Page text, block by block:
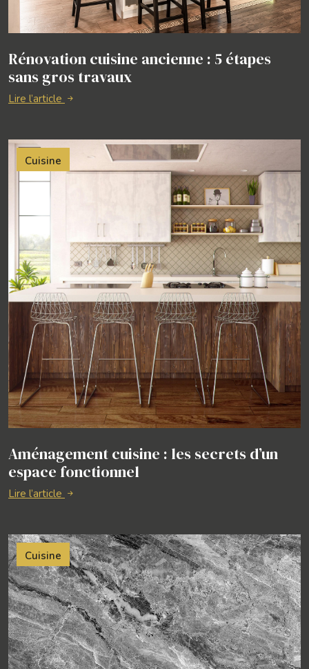
Rénovation cuisine ancienne : 5 étapes
sans gros travaux
Lire l’article
Cuisine
Aménagement cuisine : les secrets d’un
espace fonctionnel
Lire l’article
Cuisine